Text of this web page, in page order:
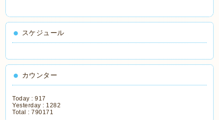
スケジュール
カウンター
Today :917
Yesterday : 1282
Total :790171